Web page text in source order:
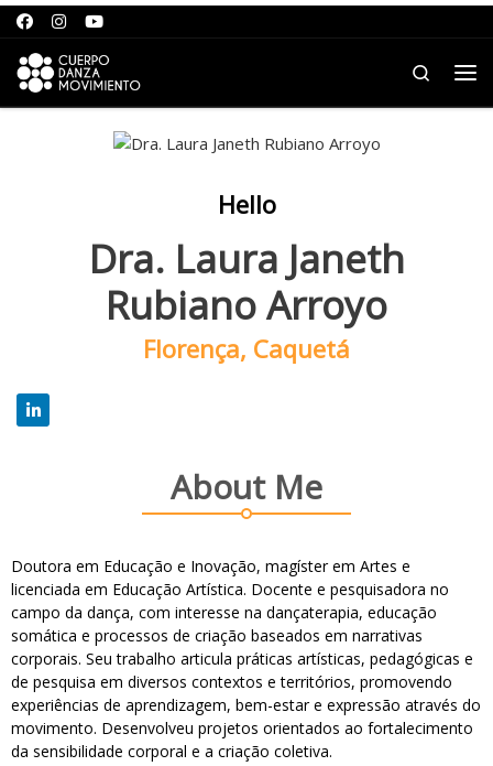
Saltar para o conteúdo
Search
Hello
Dra. Laura Janeth
Rubiano Arroyo
Florença, Caquetá
About Me
Doutora em Educação e Inovação, magíster em Artes e
licenciada em Educação Artística. Docente e pesquisadora no
campo da dança, com interesse na dançaterapia, educação
somática e processos de criação baseados em narrativas
corporais. Seu trabalho articula práticas artísticas, pedagógicas e
de pesquisa em diversos contextos e territórios, promovendo
experiências de aprendizagem, bem-estar e expressão através do
movimento. Desenvolveu projetos orientados ao fortalecimento
da sensibilidade corporal e a criação coletiva.